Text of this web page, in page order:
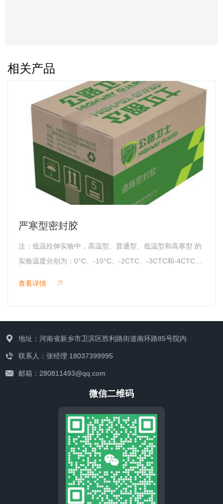
联系我们
相关产品
严寒型密封胶
注：低温拉伸实验中，高温型、普通型、低温型和高寒型 的
实验温度分别为：0°C、-10°C、-2CTC、-3CTC和-4CTC，
查看详情
地址：河南省新乡市卫滨区胜利路街道南环路85号院内
联系人：张经理 18037399995
邮箱：280811493@qq.com
微信二维码